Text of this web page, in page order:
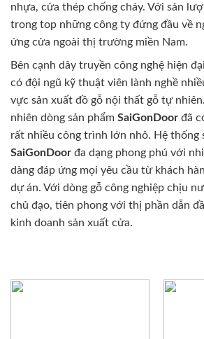
nhựa, cửa thép chống cháy. Với sản
trong top những công ty đứng đầu về
ứng cửa ngoài thị trường miền Nam.
Bên cạnh dây truyền công nghệ hiện
có đội ngũ kỹ thuật viên lành nghề
vực sản xuất đồ gỗ nội thất gỗ tự
nhiên dòng sản phẩm SaiGonDoor đã
rất nhiều công trình lớn nhỏ. Hệ thống
SaiGonDoor đa dạng phong phú với
dàng đáp ứng mọi yêu cầu từ khách
dự án. Với dòng gỗ công nghiệp chịu
chủ đạo, tiên phong với thị phần dẫn
kinh doanh sản xuất cửa.